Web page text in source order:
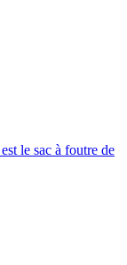
le sac à foutre de